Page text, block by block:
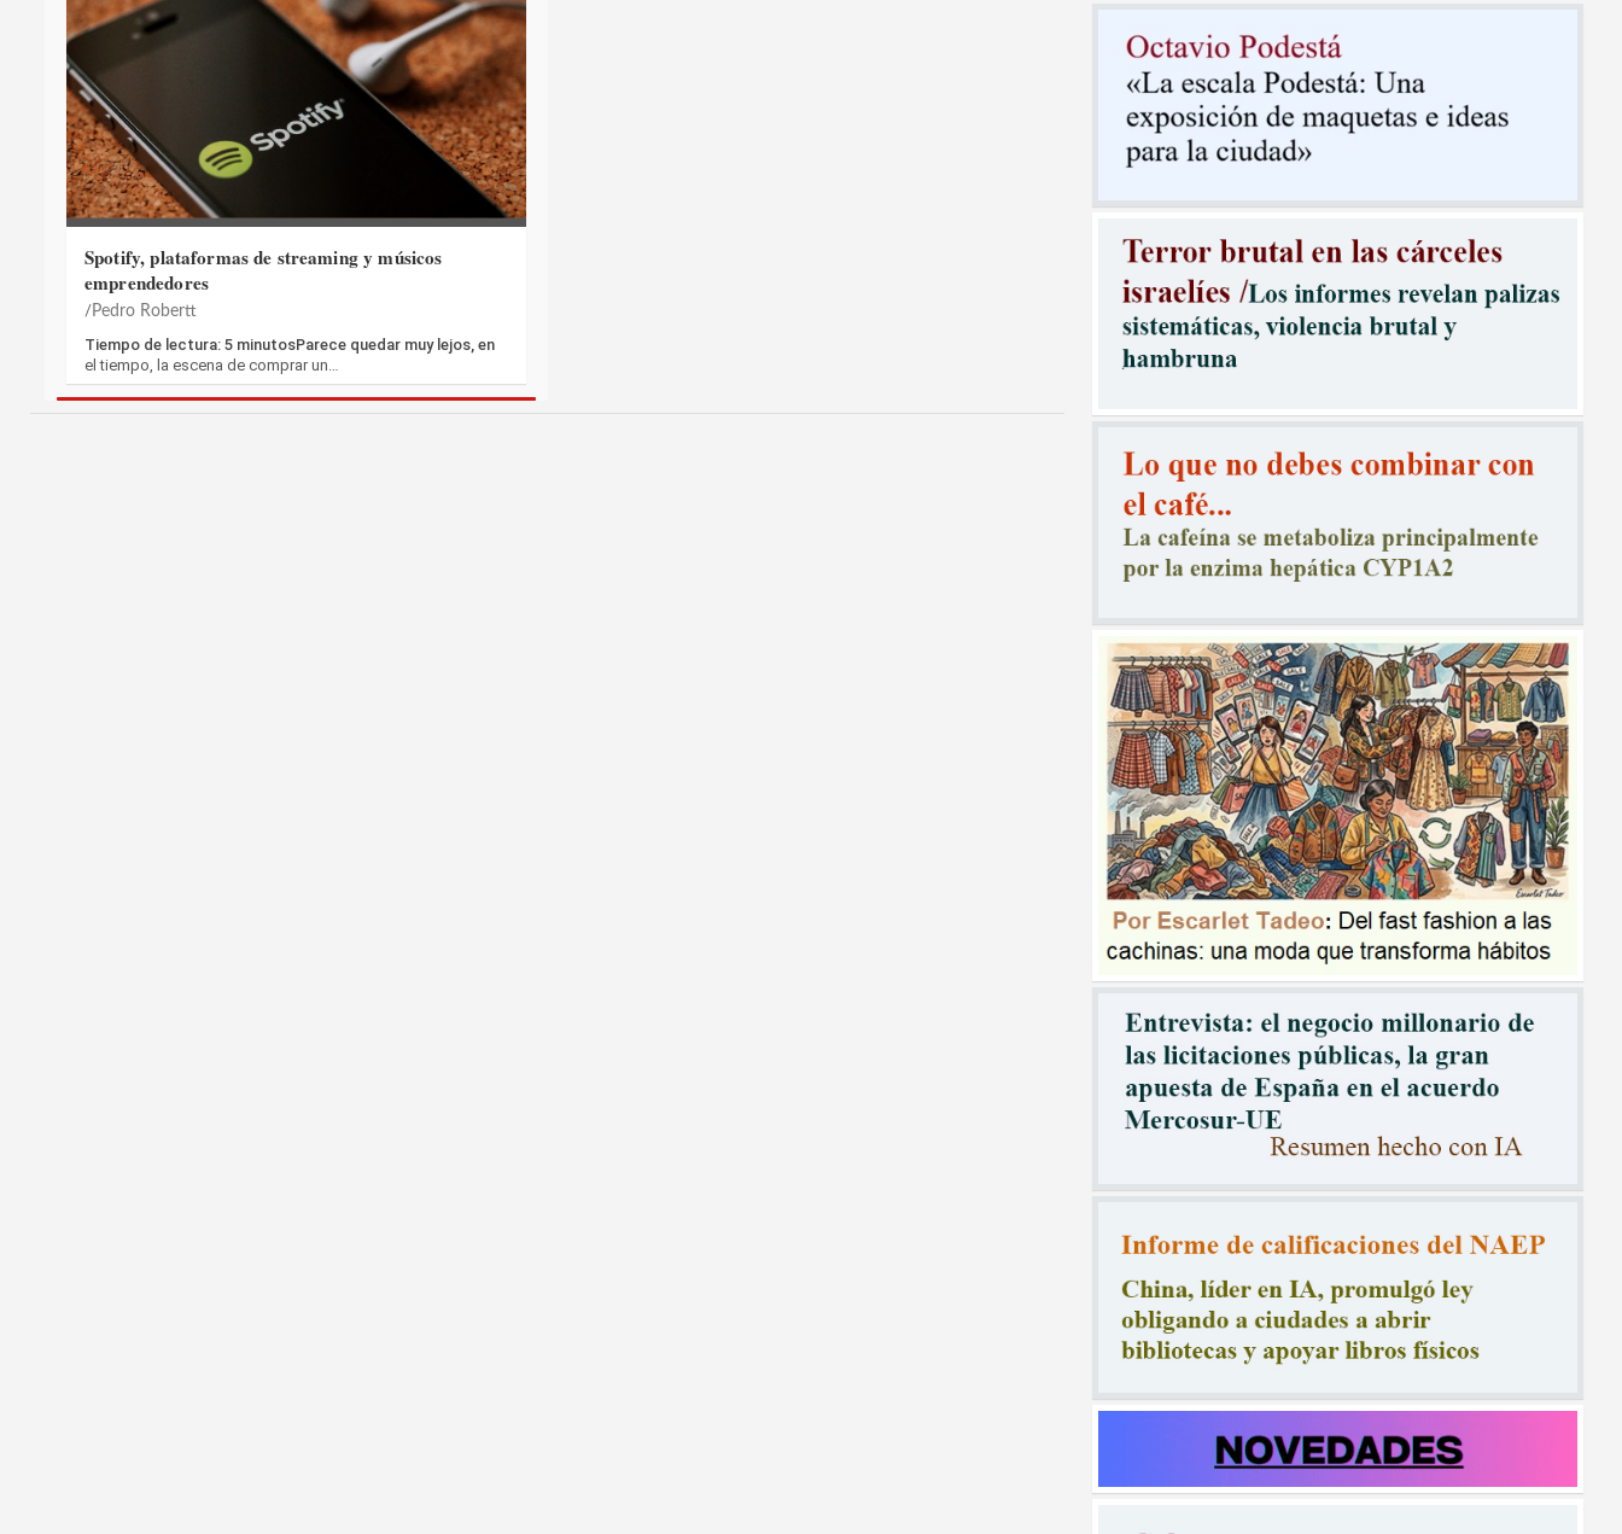
Spotify, plataformas de streaming y músicos
emprendedores
Pedro Robertt
Tiempo de lectura: 5 minutosParece quedar muy lejos, en
el tiempo, la escena de comprar un…